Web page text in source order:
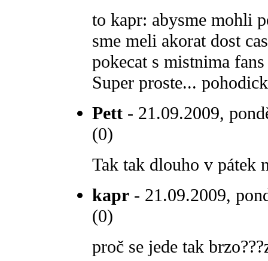
to kapr: abysme mohli
sme meli akorat dost
pokecat s mistnima
Super proste...
Pett - 21.09.2009,
(0)
Tak tak dlouho v pátek
kapr - 21.09.2009,
(0)
proč se jede tak